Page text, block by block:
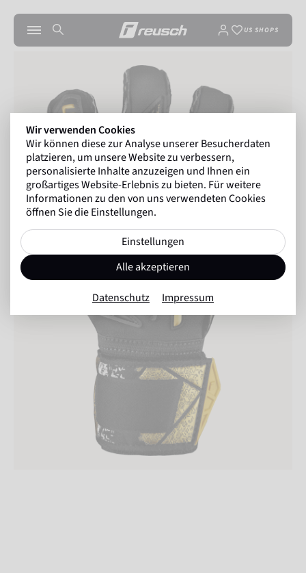
US SHOPS
Wir verwenden Cookies
Wir können diese zur Analyse unserer Besucherdaten
platzieren, um unsere Website zu verbessern,
personalisierte Inhalte anzuzeigen und Ihnen ein
großartiges Website-Erlebnis zu bieten. Für weitere
Informationen zu den von uns verwendeten Cookies
öffnen Sie die Einstellungen.
Einstellungen
Alle akzeptieren
Datenschutz Impressum